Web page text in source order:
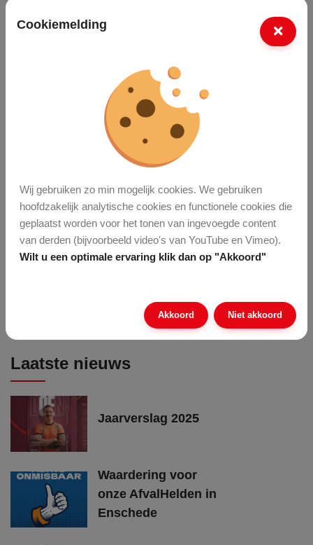
Cookiemelding
Wij gebruiken zo min mogelijk cookies. We gebruiken
hoofdzakelijk analytische cookies en functionele cookies die
geplaatst worden voor het tonen van ingevoegde content
van derden (bijvoorbeeld video's van YouTube en Vimeo).
Wilt u een optimale ervaring klik dan op "Akkoord"
Akkoord Niet akkoord
Ik ga akkoord met de privacy verklaring
Recente vacatures
Grondwerker
Vakman Grond-, Weg- En Waterbouw (GWW)
Laatste nieuws
Jaarverslag 2025
Waardering voor
onze AfvalHelden in
Enschede